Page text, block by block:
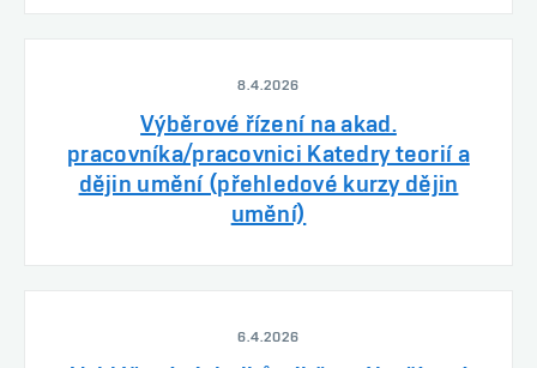
8.4.2026
Výběrové řízení na akad.
pracovníka/pracovnici Katedry teorií a
dějin umění (přehledové kurzy dějin
umění)
6.4.2026